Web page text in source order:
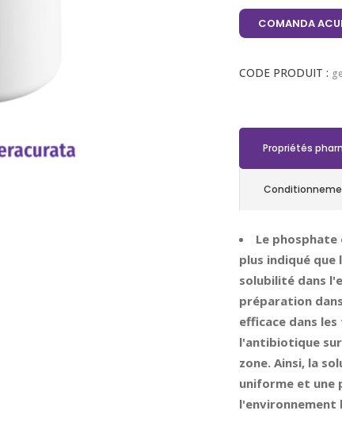
COMANDA
CODE PRODUIT :
Propriétés
Le
plus indiqué que
solubilité dans
préparation
efficace dans
l'antibiotique
zone. Ainsi, la
uniforme et une
l'environnement